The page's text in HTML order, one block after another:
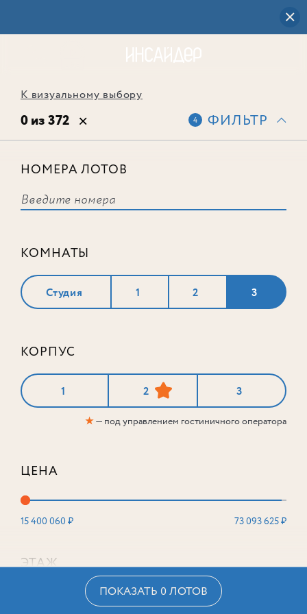
К визуальному выбору
0 из 372 4 ФИЛЬТР
НОМЕРА ЛОТОВ
КОМНАТЫ
Студия 1 2 3
КОРПУС
1 2 3
★— под управлением гостиничного оператора
ЦЕНА
15 400 060 ₽ 73 093 625 ₽
ЭТАЖ
ПОКАЗАТЬ 0 ЛОТОВ
соответствует ни одного лота